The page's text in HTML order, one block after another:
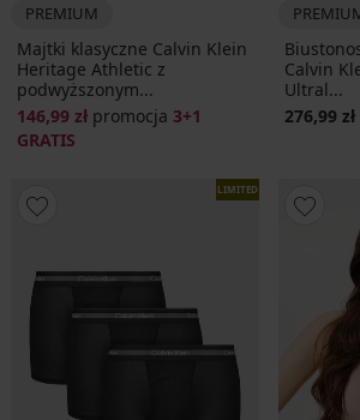
PREMIUM
Majtki klasyczne Calvin Klein
Heritage Athletic z
podwyższonym...
146,99 zł promocja 3+1
GRATIS
Calvin
Ultral...
276,99 zł
LIMITED